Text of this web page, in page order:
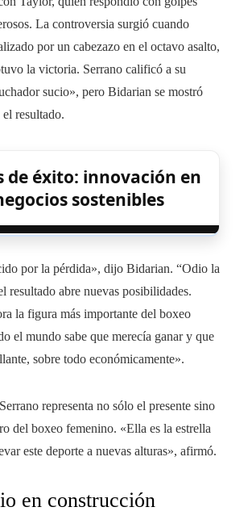
La controversia surgió cuando
por un cabezazo en el octavo asalto,
la victoria. Serrano calificó a su
sucio», pero Bidarian se mostró
resultado.
de éxito: innovación en
sostenibles
por la pérdida», dijo Bidarian. “Odio la
resultado abre nuevas posibilidades.
la figura más importante del boxeo
el mundo sabe que merecía ganar y que
sobre todo económicamente».
representa no sólo el presente sino
del boxeo femenino. «Ella es la estrella
este deporte a nuevas alturas», afirmó.
en construcción